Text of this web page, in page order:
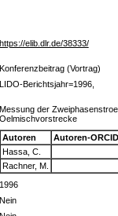
https://elib.dlr.de/38333/
Konferenzbeitrag (Vortrag)
LIDO-Berichtsjahr=1996,
Messung der
Oelmischvorstrecke
Autoren
Autoren-
Hassa, C.
Rachner, M.
1996
Nein